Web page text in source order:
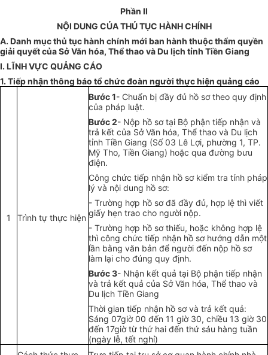
Phần II
NỘI DUNG CỦA THỦ TỤC HÀNH CHÍNH
A. Danh mục thủ tục hành chính mới ban hành thuộc thẩm quyền
giải quyết của Sở Văn hóa, Thể thao và Du lịch tỉnh Tiền Giang
I. LĨNHVỰC QUẢNG CÁO
1. Tiếp nhận thông báo tổ chức đoàn người thực hiện quảng cáo
1 Trình tự thực hiện
Bước 1- Chuẩn bị đầy đủ hồ sơ theo quy định
của pháp luật.
Bước 2- Nộp hồ sơ tại Bộ phận tiếp nhận và
trả kết của Sở Văn hóa, Thể thao và Du lịch
tỉnh Tiền Giang (Số 03 Lê Lợi, phường 1, TP.
Mỹ Tho, Tiền Giang) hoặc qua đường bưu
điện.
Công chức tiếp nhận hồ sơ kiểm tra tính pháp
lý và nội dung hồ sơ:
- Trường hợp hồ sơ đã đầy đủ, hợp lệ thì viết
giấy hẹn trao cho người nộp.
- Trường hợp hồ sơ thiếu, hoặc không hợp lệ
thì công chức tiếp nhận hồ sơ hướng dẫn một
lần bằng văn bản để người đến nộp hồ sơ
làm lại cho đúng quy định.
Bước 3- Nhận kết quả tại Bộ phận tiếp nhận
và trả kết quả của Sở Văn hóa, Thể thao và
Du lịch Tiền Giang
Thời gian tiếp nhận hồ sơ và trả kết quả:
Sáng 07giờ 00 đến 11 giờ 30, chiều 13 giờ 30
đến 17giờ từ thứ hai đến thứ sáu hàng tuần
(ngày lễ, tết nghỉ)